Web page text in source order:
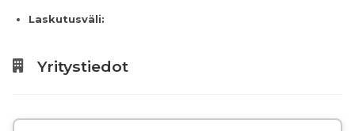
Laskutusväli:
Yritystiedot